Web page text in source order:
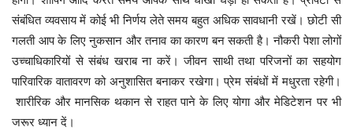
संबंधित व्यवसाय में कोई भी निर्णय लेते समय बहुत अधिक सावधानी रखें। छोटी सी
गलती आप के लिए नुकसान और तनाव का कारण बन सकती है। नौकरी पेशा लोगों
उच्चाधिकारियों से संबंध खराब ना करें। जीवन साथी तथा परिजनों का सहयोग
पारिवारिक वातावरण को अनुशासित बनाकर रखेगा। प्रेम संबंधों में मधुरता रहेगी।
शारीरिक और मानसिक थकान से राहत पाने के लिए योगा और मेडिटेशन पर भी
जरूर ध्यान दें।